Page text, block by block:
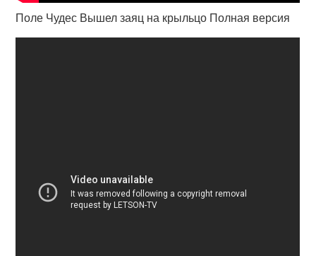
Поле Чудес Вышел заяц на крыльцо Полная версия